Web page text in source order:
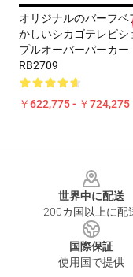
オリジナルのバーフベ
かしいシカゴテレビシ
プルオーバーパーカー
RB2709
￥622,775 - ￥724,275
世界中に配送
200カ国以上に配
国際保証
使用国で提供